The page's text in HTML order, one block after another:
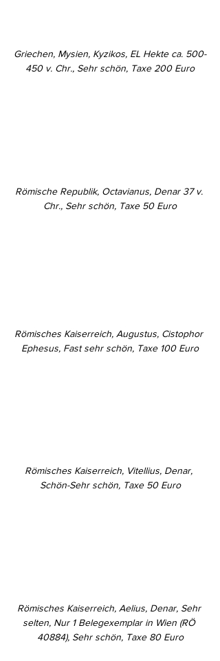
Griechen, Mysien, Kyzikos, EL Hekte ca. 500-
450 v. Chr., Sehr schön, Taxe 200 Euro
Römische Republik, Octavianus, Denar 37 v.
Chr., Sehr schön, Taxe 50 Euro
Römisches Kaiserreich, Augustus, Cistophor
Ephesus, Fast sehr schön, Taxe 100 Euro
Römisches Kaiserreich, Vitellius, Denar,
Schön-Sehr schön, Taxe 50 Euro
Römisches Kaiserreich, Aelius, Denar, Sehr
selten, Nur 1 Belegexemplar in Wien (RÖ
40884), Sehr schön, Taxe 80 Euro